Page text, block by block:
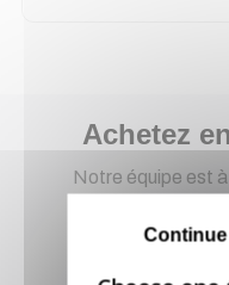
Achetez
Notre équipe est